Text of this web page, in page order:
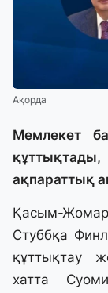
Ақорда
Мемлекет
ақпараттық
Қасым-
Стуббқа
құттықтау
хатта